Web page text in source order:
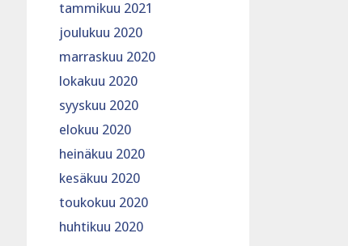
tammikuu 2021
joulukuu 2020
marraskuu 2020
lokakuu 2020
syyskuu 2020
elokuu 2020
heinäkuu 2020
kesäkuu 2020
toukokuu 2020
huhtikuu 2020